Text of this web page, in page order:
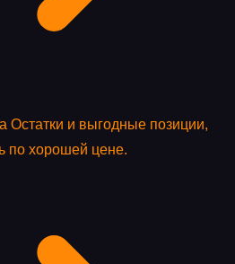
Остатки и выгодные позиции,
по хорошей цене.